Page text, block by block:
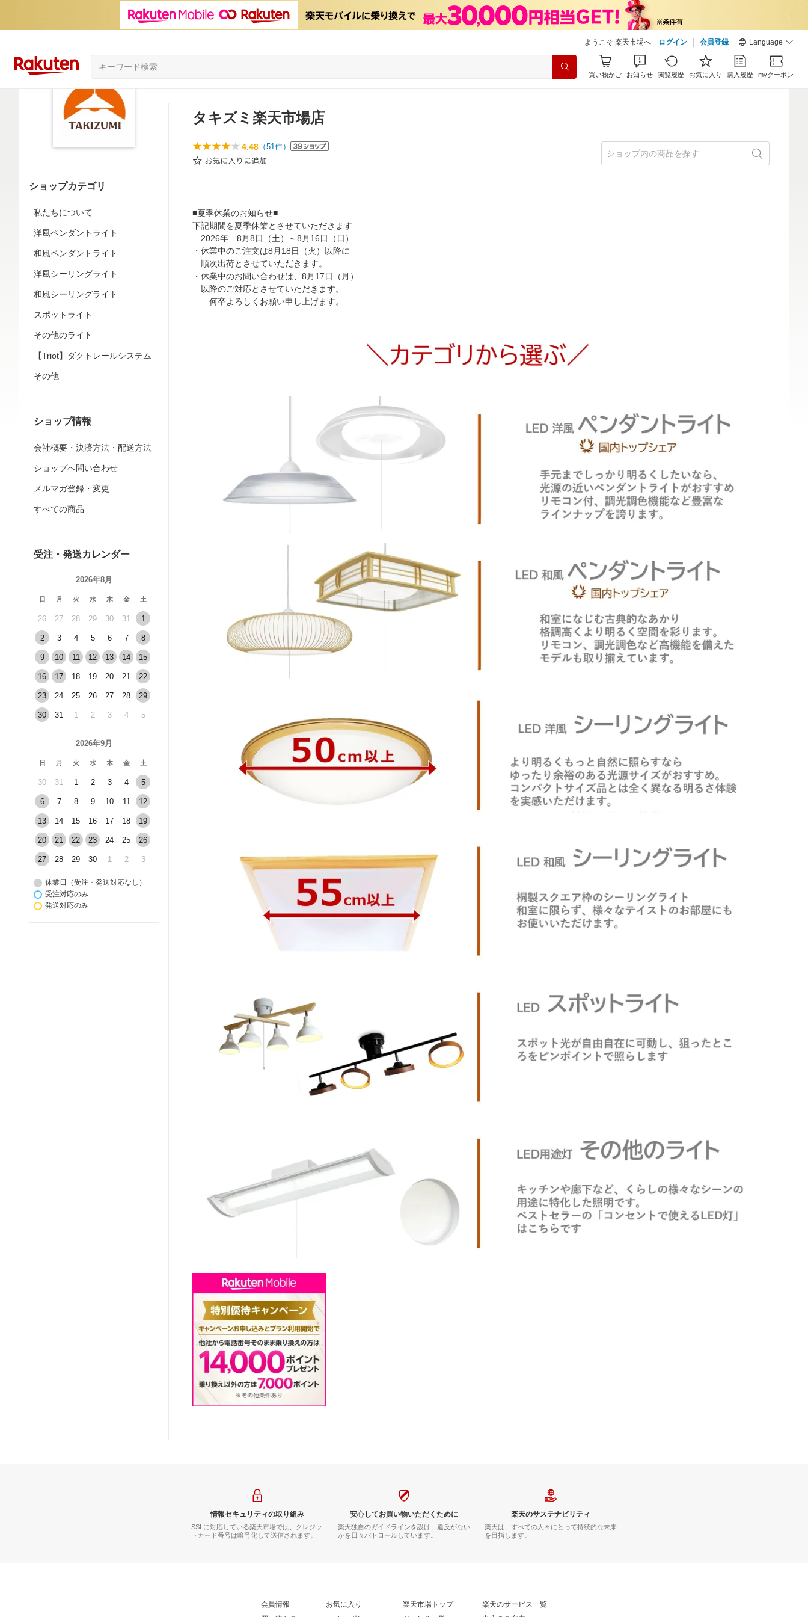
ようこそ 楽天市場へ ログイン 会員登録 Language
買い物かご お知らせ 閲覧履歴 お気に入り 購入履歴 myクーポン
ショップカテゴリ
私たちについて
洋風ペンダントライト
和風ペンダントライト
洋風シーリングライト
和風シーリングライト
スポットライト
その他のライト
【Triot】ダクトレールシステム
その他
ショップ情報
会社概要・決済方法・配送方法
ショップへ問い合わせ
メルマガ登録・変更
すべての商品
受注・発送カレンダー
2026年8月
日 月 火 水 木 金 土
26 27 28 29 30 31 1
2 3 4 5 6 7 8
9 10 11 12 13 14 15
16 17 18 19 20 21 22
23 24 25 26 27 28 29
30 31 1 2 3 4 5
2026年9月
日 月 火 水 木 金 土
30 31 1 2 3 4 5
6 7 8 9 10 11 12
13 14 15 16 17 18 19
20 21 22 23 24 25 26
27 28 29 30 1 2 3
休業日（受注・発送対応なし）
受注対応のみ
発送対応のみ
タキズミ楽天市場店
4.48 （51件）
■夏季休業のお知らせ■
下記期間を夏季休業とさせていただきます
2026年 8月8日（土）～8月16日（日）
・休業中のご注文は8月18日（火）以降に
順次出荷とさせていただきます。
・休業中のお問い合わせは、8月17日（月）
以降のご対応とさせていただきます。
何卒よろしくお願い申し上げます。
情報セキュリティの取り組み
SSLに対応している楽天市場では、クレジッ
トカード番号は暗号化して送信されます。
安心してお買い物いただくために
楽天独自のガイドラインを設け、違反がない
かを日々パトロールしています。
楽天のサステナビリティ
楽天は、すべての人々にとって持続的な未来
を目指します。
会員情報
お気に入り
楽天市場トップ
楽天のサービス一覧